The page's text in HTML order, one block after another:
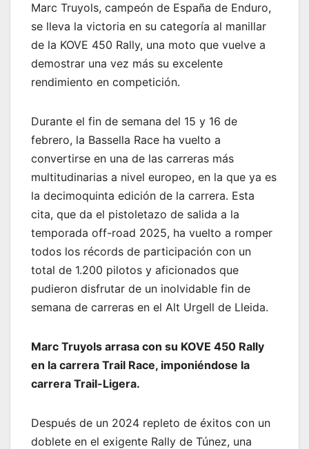
Marc Truyols, campeón de España de Enduro,
se lleva la victoria en su categoría al manillar
de la KOVE 450 Rally, una moto que vuelve a
demostrar una vez más su excelente
rendimiento en competición.
Durante el fin de semana del 15 y 16 de
febrero, la Bassella Race ha vuelto a
convertirse en una de las carreras más
multitudinarias a nivel europeo, en la que ya es
la decimoquinta edición de la carrera. Esta
cita, que da el pistoletazo de salida a la
temporada off-road 2025, ha vuelto a romper
todos los récords de participación con un
total de 1.200 pilotos y aficionados que
pudieron disfrutar de un inolvidable fin de
semana de carreras en el Alt Urgell de Lleida.
Marc Truyols arrasa con su KOVE 450 Rally
en la carrera Trail Race, imponiéndose la
carrera Trail-Ligera.
Después de un 2024 repleto de éxitos con un
doblete en el exigente Rally de Túnez, una